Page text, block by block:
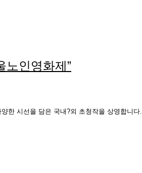
노인영화제”
한 시선을 담은 국내?외 초청작을 상영합니다.